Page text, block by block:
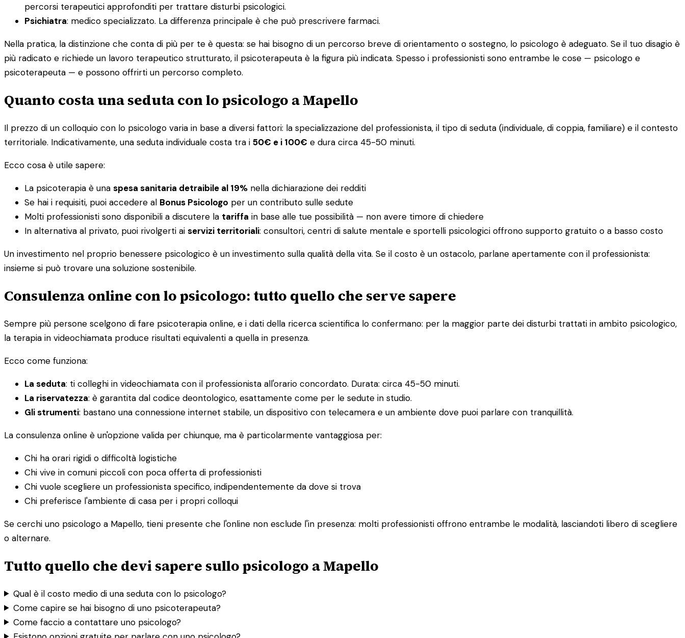
percorsi terapeutici approfonditi per trattare disturbi psicologici.
Psichiatra: medico specializzato. La differenza principale è che può prescrivere farmaci.
Nella pratica, la distinzione che conta di più per te è questa: se hai bisogno di un percorso breve di orientamento o sostegno, lo psicologo è adeguato. Se il tuo disagio è
più radicato e richiede un lavoro terapeutico strutturato, il psicoterapeuta è la figura più indicata. Spesso i professionisti sono entrambe le cose — psicologo e
psicoterapeuta — e possono offrirti un percorso completo.
Quanto costa una seduta con lo psicologo a Mapello
Il prezzo di un colloquio con lo psicologo varia in base a diversi fattori: la specializzazione del professionista, il tipo di seduta (individuale, di coppia, familiare) e il contesto
territoriale. Indicativamente, una seduta individuale costa tra i 50€ e i 100€ e dura circa 45-50 minuti.
Ecco cosa è utile sapere:
La psicoterapia è una spesa sanitaria detraibile al 19% nella dichiarazione dei redditi
Se hai i requisiti, puoi accedere al Bonus Psicologo per un contributo sulle sedute
Molti professionisti sono disponibili a discutere la tariffa in base alle tue possibilità — non avere timore di chiedere
In alternativa al privato, puoi rivolgerti ai servizi territoriali: consultori, centri di salute mentale e sportelli psicologici offrono supporto gratuito o a basso costo
Un investimento nel proprio benessere psicologico è un investimento sulla qualità della vita. Se il costo è un ostacolo, parlane apertamente con il professionista:
insieme si può trovare una soluzione sostenibile.
Consulenza online con lo psicologo: tutto quello che serve sapere
Sempre più persone scelgono di fare psicoterapia online, e i dati della ricerca scientifica lo confermano: per la maggior parte dei disturbi trattati in ambito psicologico,
la terapia in videochiamata produce risultati equivalenti a quella in presenza.
Ecco come funziona:
La seduta: ti colleghi in videochiamata con il professionista all'orario concordato. Durata: circa 45-50 minuti.
La riservatezza: è garantita dal codice deontologico, esattamente come per le sedute in studio.
Gli strumenti: bastano una connessione internet stabile, un dispositivo con telecamera e un ambiente dove puoi parlare con tranquillità.
La consulenza online è un'opzione valida per chiunque, ma è particolarmente vantaggiosa per:
Chi ha orari rigidi o difficoltà logistiche
Chi vive in comuni piccoli con poca offerta di professionisti
Chi vuole scegliere un professionista specifico, indipendentemente da dove si trova
Chi preferisce l'ambiente di casa per i propri colloqui
Se cerchi uno psicologo a Mapello, tieni presente che l'online non esclude l'in presenza: molti professionisti offrono entrambe le modalità, lasciandoti libero di scegliere
o alternare.
Tutto quello che devi sapere sullo psicologo a Mapello
Qual è il costo medio di una seduta con lo psicologo?
Come capire se hai bisogno di uno psicoterapeuta?
Come faccio a contattare uno psicologo?